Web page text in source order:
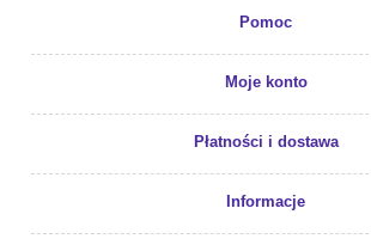
Pomoc
Moje konto
Płatności i dostawa
Informacje